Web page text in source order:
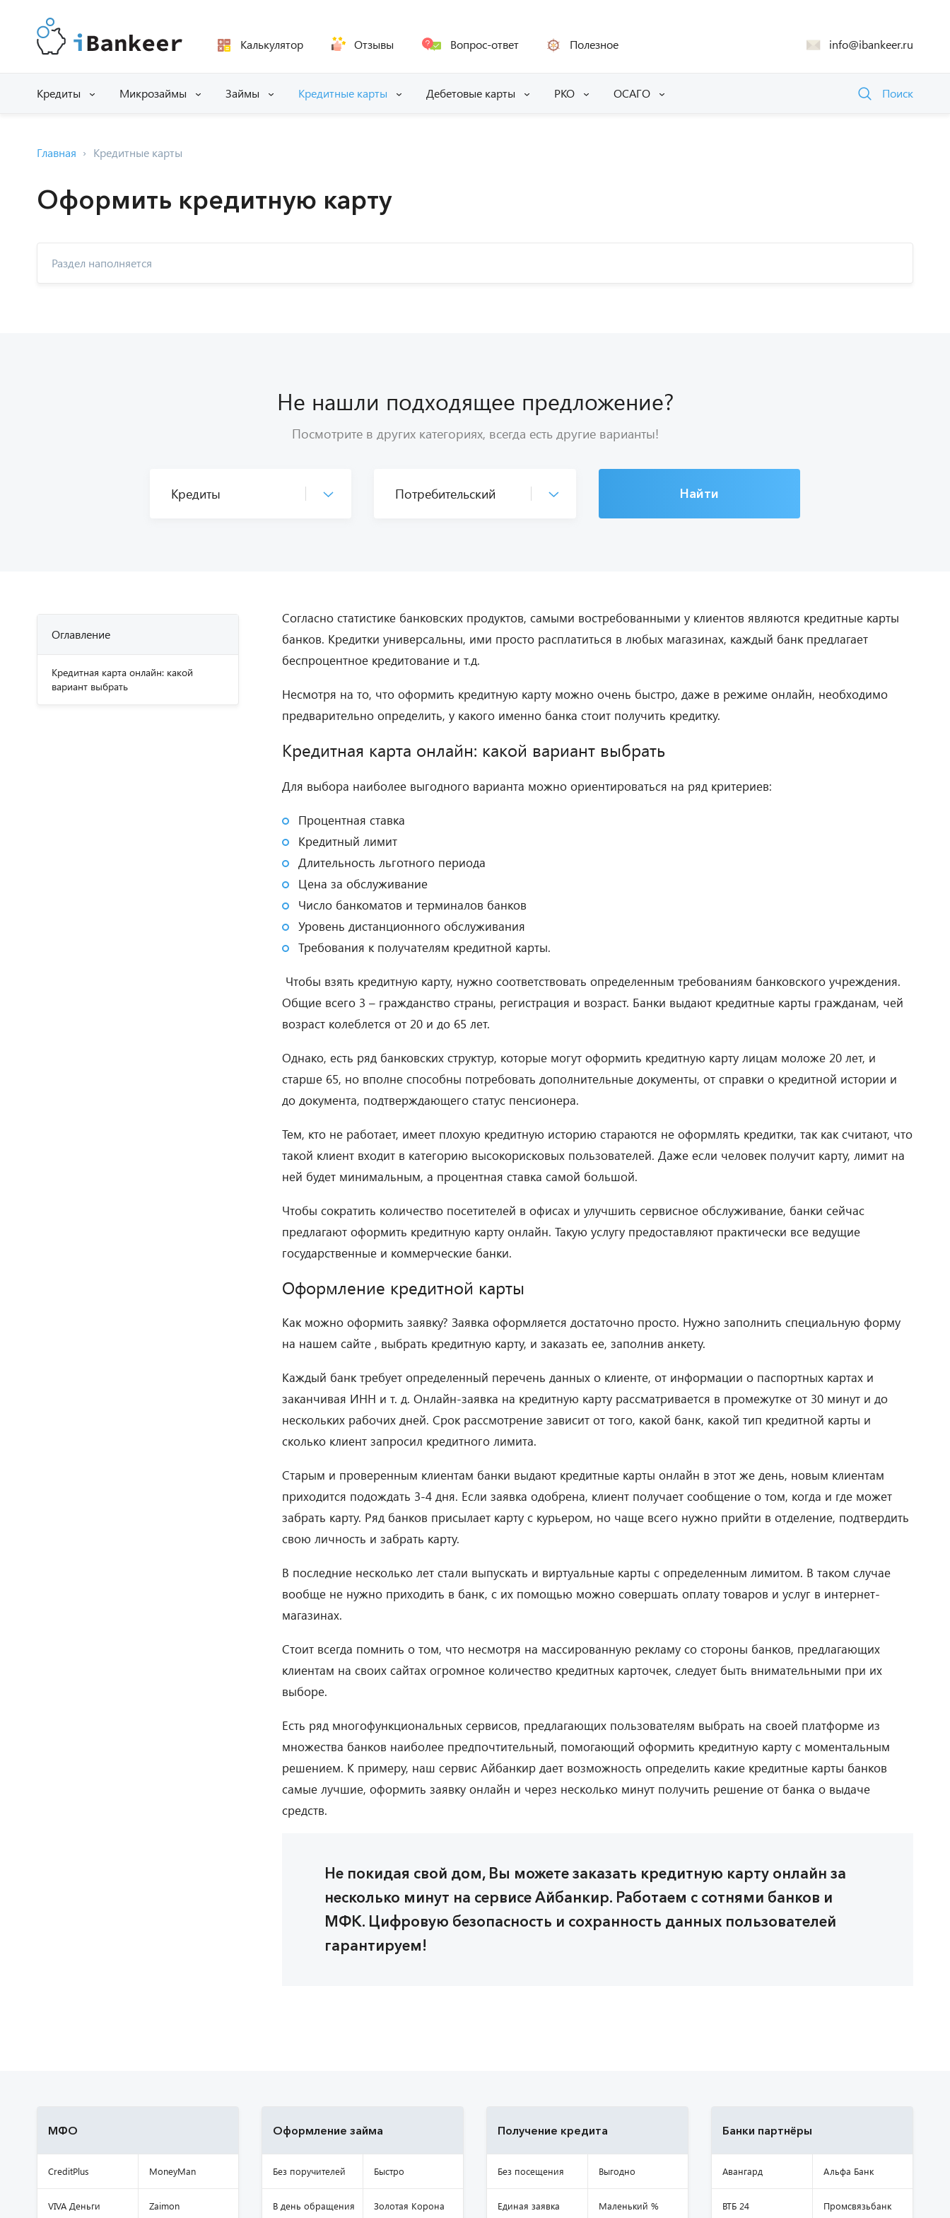
Калькулятор Отзывы Вопрос-ответ Полезное info@ibankeer.ru
Кредиты Микрозаймы Займы Кредитные карты Дебетовые карты РКО ОСАГО Поиск
Главная Кредитные карты
Оформить кредитную карту
Раздел наполняется
Не нашли подходящее предложение?
Посмотрите в других категориях, всегда есть другие варианты!
Найти
Оглавление
Кредитная карта онлайн: какой
вариант выбрать
Согласно статистике банковских продуктов, самыми востребованными у клиентов являются кредитные карты
банков. Кредитки универсальны, ими просто расплатиться в любых магазинах, каждый банк предлагает
беспроцентное кредитование и т.д.
Несмотря на то, что оформить кредитную карту можно очень быстро, даже в режиме онлайн, необходимо
предварительно определить, у какого именно банка стоит получить кредитку.
Кредитная карта онлайн: какой вариант выбрать
Для выбора наиболее выгодного варианта можно ориентироваться на ряд критериев:
Процентная ставка
Кредитный лимит
Длительность льготного периода
Цена за обслуживание
Число банкоматов и терминалов банков
Уровень дистанционного обслуживания
Требования к получателям кредитной карты.
Чтобы взять кредитную карту, нужно соответствовать определенным требованиям банковского учреждения.
Общие всего 3 – гражданство страны, регистрация и возраст. Банки выдают кредитные карты гражданам, чей
возраст колеблется от 20 и до 65 лет.
Однако, есть ряд банковских структур, которые могут оформить кредитную карту лицам моложе 20 лет, и
старше 65, но вполне способны потребовать дополнительные документы, от справки о кредитной истории и
до документа, подтверждающего статус пенсионера.
Тем, кто не работает, имеет плохую кредитную историю стараются не оформлять кредитки, так как считают, что
такой клиент входит в категорию высокорисковых пользователей. Даже если человек получит карту, лимит на
ней будет минимальным, а процентная ставка самой большой.
Чтобы сократить количество посетителей в офисах и улучшить сервисное обслуживание, банки сейчас
предлагают оформить кредитную карту онлайн. Такую услугу предоставляют практически все ведущие
государственные и коммерческие банки.
Оформление кредитной карты
Как можно оформить заявку? Заявка оформляется достаточно просто. Нужно заполнить специальную форму
на нашем сайте , выбрать кредитную карту, и заказать ее, заполнив анкету.
Каждый банк требует определенный перечень данных о клиенте, от информации о паспортных картах и
заканчивая ИНН и т. д. Онлайн-заявка на кредитную карту рассматривается в промежутке от 30 минут и до
нескольких рабочих дней. Срок рассмотрение зависит от того, какой банк, какой тип кредитной карты и
сколько клиент запросил кредитного лимита.
Старым и проверенным клиентам банки выдают кредитные карты онлайн в этот же день, новым клиентам
приходится подождать 3-4 дня. Если заявка одобрена, клиент получает сообщение о том, когда и где может
забрать карту. Ряд банков присылает карту с курьером, но чаще всего нужно прийти в отделение, подтвердить
свою личность и забрать карту.
В последние несколько лет стали выпускать и виртуальные карты с определенным лимитом. В таком случае
вообще не нужно приходить в банк, с их помощью можно совершать оплату товаров и услуг в интернет-
магазинах.
Стоит всегда помнить о том, что несмотря на массированную рекламу со стороны банков, предлагающих
клиентам на своих сайтах огромное количество кредитных карточек, следует быть внимательными при их
выборе.
Есть ряд многофункциональных сервисов, предлагающих пользователям выбрать на своей платформе из
множества банков наиболее предпочтительный, помогающий оформить кредитную карту с моментальным
решением. К примеру, наш сервис Айбанкир дает возможность определить какие кредитные карты банков
самые лучшие, оформить заявку онлайн и через несколько минут получить решение от банка о выдаче
средств.
Не покидая свой дом, Вы можете заказать кредитную карту онлайн за
несколько минут на сервисе Айбанкир. Работаем с сотнями банков и
МФК. Цифровую безопасность и сохранность данных пользователей
гарантируем!
МФО
CreditPlus MoneyMan
VIVA Деньги Zaimon
Оформление займа
Без поручителей Быстро
В день обращения Золотая Корона
Получение кредита
Без посещения Выгодно
Единая заявка Маленький %
Банки партнёры
Авангард Альфа Банк
ВТБ 24 Промсвязьбанк